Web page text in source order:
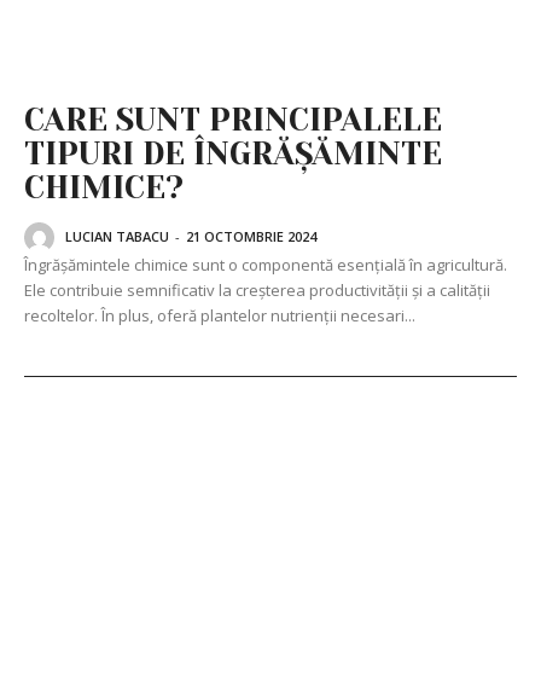
CARE SUNT PRINCIPALELE
TIPURI DE ÎNGRĂȘĂMINTE
CHIMICE?
LUCIAN TABACU - 21 OCTOMBRIE 2024
Îngrășămintele chimice sunt o componentă esențială în agricultură.
Ele contribuie semnificativ la creșterea productivității și a calității
recoltelor. În plus, oferă plantelor nutrienții necesari...